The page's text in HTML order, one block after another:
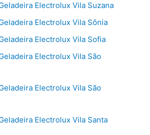
Electrolux Vila Suzana
Electrolux Vila Sônia
Electrolux Vila Sofia
Electrolux Vila São
Electrolux Vila São
Electrolux Vila Santa